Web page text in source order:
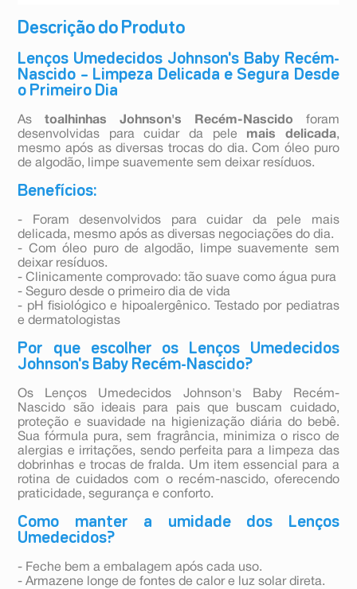
Descrição do Produto
Lenços Umedecidos Johnson's Baby Recém-
Nascido – Limpeza Delicada e Segura Desde
o Primeiro Dia
Astoalhinhas Johnson's Recém-Nascido foram
desenvolvidas para cuidar da pele mais delicada,
mesmo após as diversas trocas do dia. Com óleo puro
de algodão, limpe suavemente sem deixar resíduos.
Benefícios:
- Foram desenvolvidos para cuidar da pele mais
delicada, mesmo após as diversas negociações do dia.
- Com óleo puro de algodão, limpe suavemente sem
deixar resíduos.
- Clinicamente comprovado: tão suave como água pura
- Seguro desde o primeiro dia de vida
- pH fisiológico e hipoalergênico. Testado por pediatras
e dermatologistas
Por que escolher os Lenços Umedecidos
Johnson's Baby Recém-Nascido?
Os Lenços Umedecidos Johnson's Baby Recém-
Nascido são ideais para pais que buscam cuidado,
proteção e suavidade na higienização diária do bebê.
Sua fórmula pura, sem fragrância, minimiza o risco de
alergias e irritações, sendo perfeita para a limpeza das
dobrinhas e trocas de fralda. Um item essencial para a
rotina de cuidados com o recém-nascido, oferecendo
praticidade, segurança e conforto.
Como manter a umidade dos Lenços
Umedecidos?
- Feche bem a embalagem após cada uso.
- Armazene longe de fontes de calor e luz solar direta.